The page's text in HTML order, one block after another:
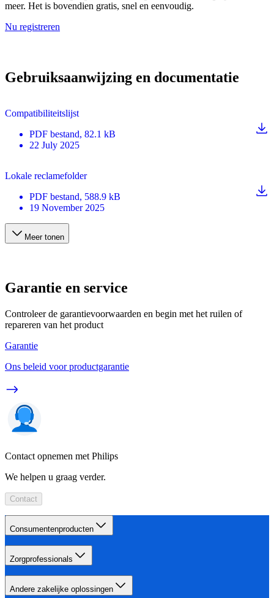
meer. Het is bovendien gratis, snel en eenvoudig.
Nu registreren
Gebruiksaanwijzing en documentatie
Compatibiliteitslijst
PDF bestand, 82.1 kB
22 July 2025
Lokale reclamefolder
PDF bestand, 588.9 kB
19 November 2025
Meer tonen
Garantie en service
Controleer de garantievoorwaarden en begin met het ruilen of
repareren van het product
Garantie
Ons beleid voor productgarantie
Contact opnemen met Philips
We helpen u graag verder.
Contact
Consumentenproducten
Zorgprofessionals
Andere zakelijke oplossingen